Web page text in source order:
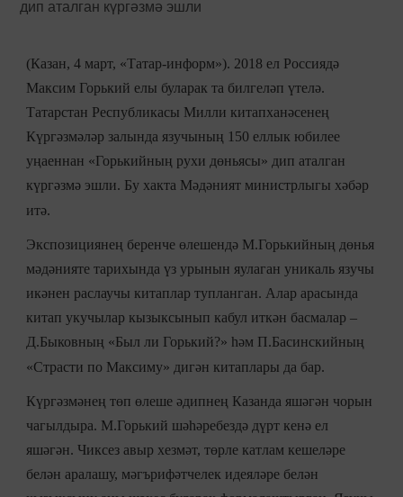
(Казан, 4 март, «Татар-информ»). 2018 ел Россиядә
Максим Горький елы буларак та билгеләп үтелә.
Татарстан Республикасы Милли китапханәсенең
Күргәзмәләр залында язучының 150 еллык юбилее
уңаеннан «Горькийның рухи дөньясы» дип аталган
күргәзмә эшли. Бу хакта Мәдәният министрлыгы хәбәр
итә.
Экспозициянең беренче өлешендә М.Горькийның дөнья
мәдәнияте тарихында үз урынын яулаган уникаль язучы
икәнен раслаучы китаплар тупланган. Алар арасында
китап укучылар кызыксынып кабул иткән басмалар –
Д.Быковның «Был ли Горький?» һәм П.Басинскийның
«Страсти по Максиму» дигән китаплары да бар.
Күргәзмәнең төп өлеше әдипнең Казанда яшәгән чорын
чагылдыра. М.Горький шәһәребездә дүрт кенә ел
яшәгән. Чиксез авыр хезмәт, төрле катлам кешеләре
белән аралашу, мәгърифәтчелек идеяләре белән